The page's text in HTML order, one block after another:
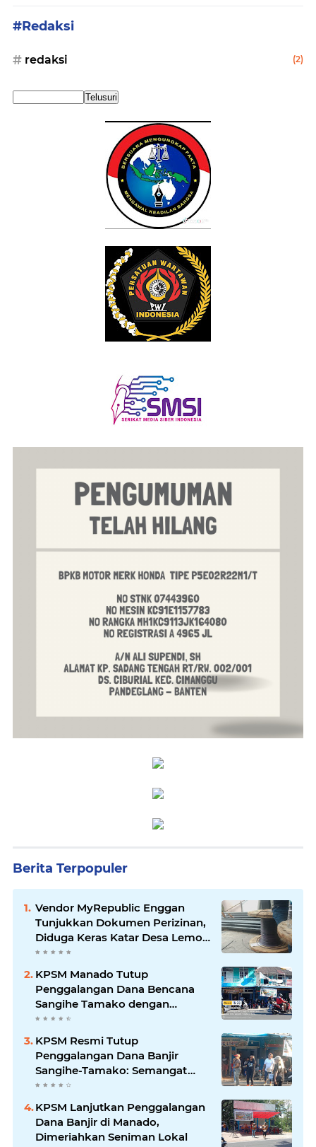
#Redaksi
redaksi (2)
Berita Terpopuler
Vendor MyRepublic Enggan
Tunjukkan Dokumen Perizinan,
Diduga Keras Katar Desa Lemo
Disebut Handle Kordinasi
KPSM Manado Tutup
Penggalangan Dana Bencana
Sangihe Tamako dengan
Semangat Tinggi, Dihadiri
Banyak Seniman Ibu Kota
KPSM Resmi Tutup
Penggalangan Dana Banjir
Sangihe-Tamako: Semangat
Kebersamaan & Solidaritas
Tetap Terjaga
KPSM Lanjutkan Penggalangan
Dana Banjir di Manado,
Dimeriahkan Seniman Lokal